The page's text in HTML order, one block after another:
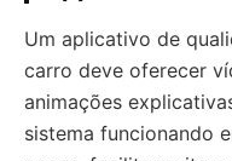
Um aplicativo de
carro deve oferecer
animações
sistema funcionando